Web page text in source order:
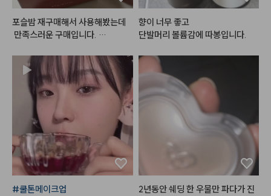
처음 사용할 때는 눈썹 주변이 살짝
따갑게 느껴졌는데, 크림을 충분히
꼼꼼하게 발라주니까 괜찮았어요.
도 만족스러워서 다 쓰면 재구매할
의사 있어요 :)
작고 간편하면서 색상까지 만족스
러워서 눈썹 염색할 때 잘 사용할
포슬밤 재구매해서 사용해봤는데
만족스러운 구매입니다.
더 좋은 것 같아요.
입술에 사용하면 지속력이 좀 떨어
지는 경향이 있어서 입술보다는 치
크나 섞어서 많이 사용하고 있어요.
립에도 베이스 립으로 깔아주고 글
로스나 다른 틴트 얹으면 지속력 꽤
나쁘지 않습니다.
예전 샀을 때는 색상이 많이 없었는
데 최근 보니 색상도 다양해지고 라
인업도 다양해져서 소장 욕구 더 드
는 것 같아요.
향이 너무 좋고
단발머리 볼륨감에 따봉입니다.
#쿨톤메이크업
2년동안 쉐딩 한 우물만 파다가 진